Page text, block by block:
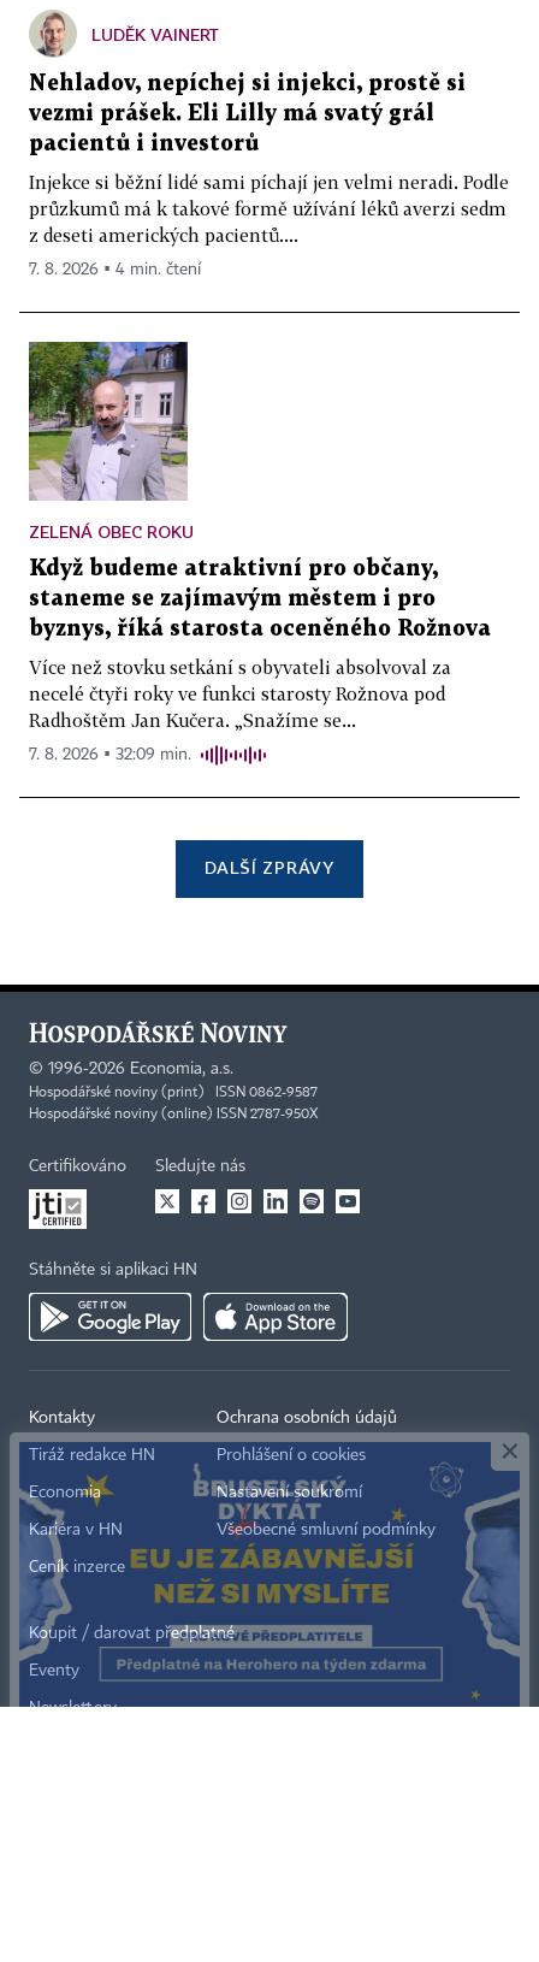
LUDĚK VAINERT
Nehladov, nepíchej si injekci, prostě si
vezmi prášek. Eli Lilly má svatý grál
pacientů i investorů
Injekce si běžní lidé sami píchají jen velmi neradi. Podle
průzkumů má k takové formě užívání léků averzi sedm
z deseti amerických pacientů....
7. 8. 2026 ▪ 4 min. čtení
ZELENÁ OBEC ROKU
Když budeme atraktivní pro občany,
staneme se zajímavým městem i pro
byznys, říká starosta oceněného Rožnova
Více než stovku setkání s obyvateli absolvoval za
necelé čtyři roky ve funkci starosty Rožnova pod
Radhoštěm Jan Kučera. „Snažíme se...
7. 8. 2026 ▪ 32:09 min.
DALŠÍ ZPRÁVY
© 1996-2026 Economia, a.s.
Hospodářské noviny (print) ISSN 0862-9587
Hospodářské noviny (online) ISSN 2787-950X
Certifikováno Sledujte nás
Stáhněte si aplikaci HN
Kontakty
Tiráž redakce HN
Economia
Kariéra v HN
Ceník inzerce
Ochrana osobních údajů
Prohlášení o cookies
Nastavení soukromí
Všeobecné smluvní podmínky
Koupit / darovat předplatné
Eventy
Newslettery